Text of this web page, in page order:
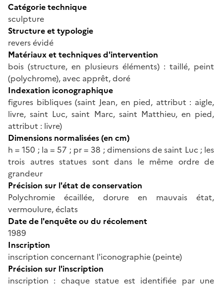
Catégorie technique
sculpture
Structure et typologie
revers évidé
Matériaux et techniques d'intervention
bois (structure, en plusieurs éléments) : taillé, peint
(polychrome), avec apprêt, doré
Indexation iconographique
figures bibliques (saint Jean, en pied, attribut : aigle,
livre, saint Luc, saint Marc, saint Matthieu, en pied,
attribut : livre)
Dimensions normalisées (en cm)
h = 150 ; la = 57 ; pr = 38 ; dimensions de saint Luc ; les
trois autres statues sont dans le même ordre de
grandeur
Précision sur l'état de conservation
Polychromie écaillée, dorure en mauvais état,
vermoulure, éclats
Date de l'enquête ou du récolement
1989
Inscription
inscription concernant l'iconographie (peinte)
Précision sur l'inscription
inscription : chaque statue est identifiée par une